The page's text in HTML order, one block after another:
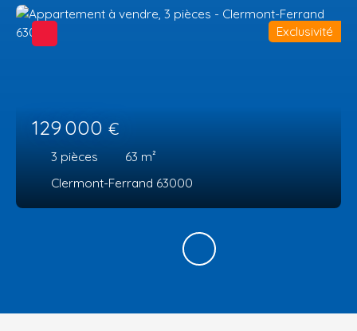
129 000 €
3 pièces 63 m²
Clermont-Ferrand 63000
Exclusivité